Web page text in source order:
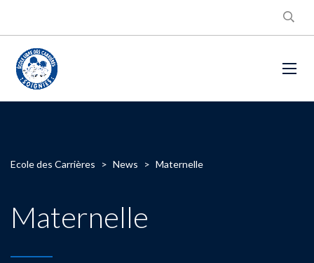
Ecole des Carrières > News > Maternelle
Maternelle